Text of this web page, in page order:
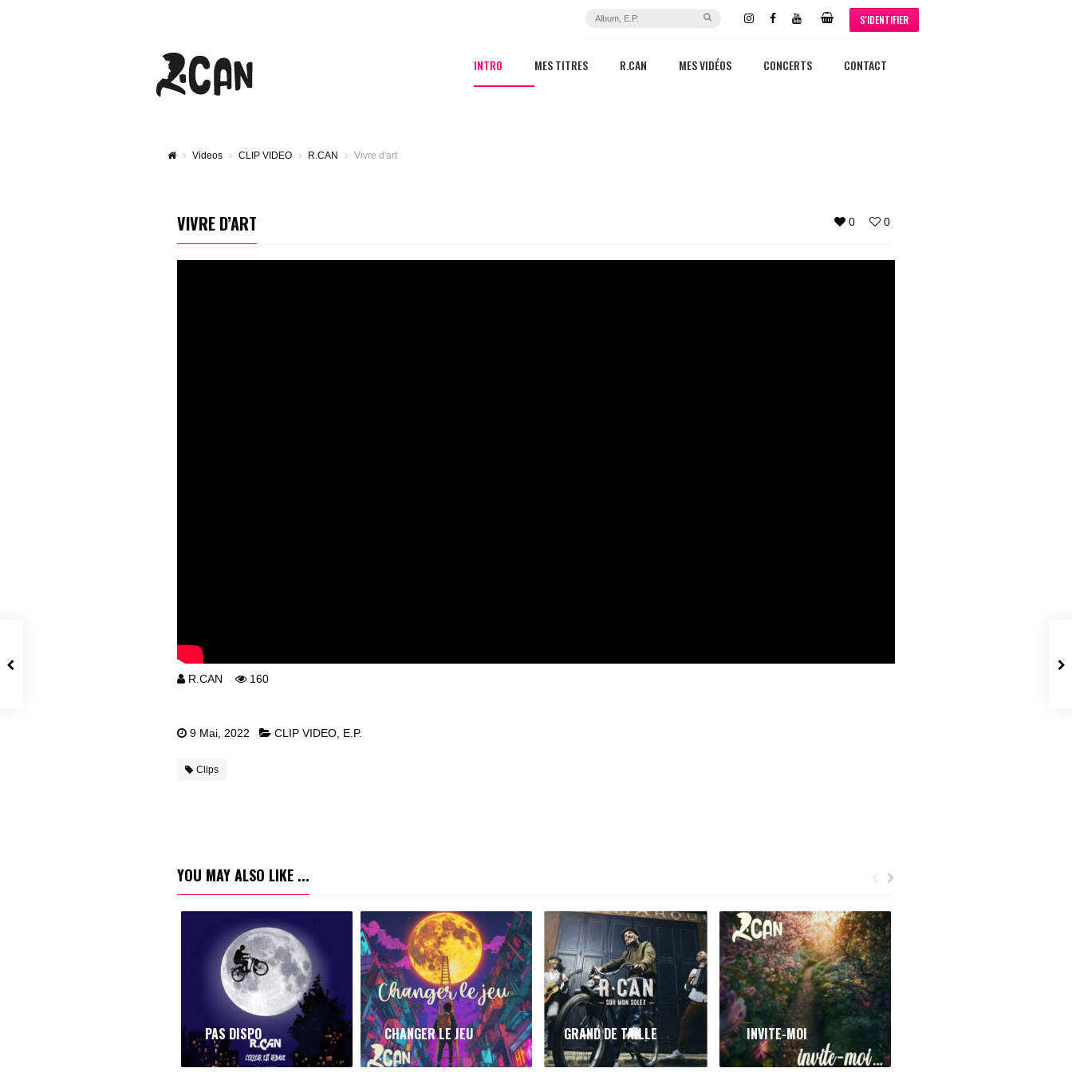
S'IDENTIFIER
INTRO MES TITRES R.CAN MES VIDÉOS CONCERTS CONTACT
Videos CLIP VIDEO R.CAN Vivre d'art
0 0
VIVRE D’ART
R.CAN 160
9 Mai, 2022 CLIP VIDEO, E.P.
Clips
YOU MAY ALSO LIKE ...
PAS DISPO CHANGER LE JEU GRAND DE TAILLE INVITE-MOI